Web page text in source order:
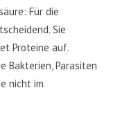
Für die
Sie
Proteine auf.
Bakterien, Parasiten
nicht im